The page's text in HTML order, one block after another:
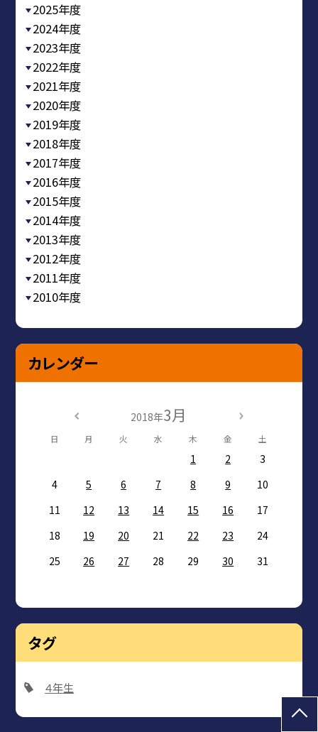
2025年度
2024年度
2023年度
2022年度
2021年度
2020年度
2019年度
2018年度
2017年度
2016年度
2015年度
2014年度
2013年度
2012年度
2011年度
2010年度
カレンダー
2018年3月
日 月 火 水 木 金 土
1 2
3
4
5 6 7 8 9
10
11
12 13 14 15 16
17
18
19 20 21 22 23
24
25
26 27 28 29 30 31
タグ
４年生